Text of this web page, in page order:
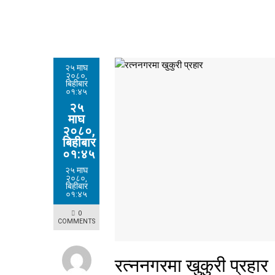
२५ माघ
२०८०,
बिहीबार
०१:४५
२५
माघ
२०८०,
बिहीबार
०१:४५
२५ माघ
२०८०,
बिहीबार
०१:४५
0
COMMENTS
रत्ननगरमा खुकुरी प्रहार